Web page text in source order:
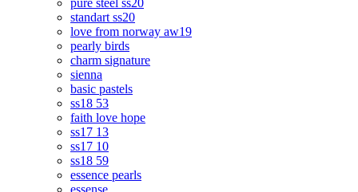
pure steel ss20
standart ss20
love from norway aw19
pearly birds
charm signature
sienna
basic pastels
ss18 53
faith love hope
ss17 13
ss17 10
ss18 59
essence pearls
essense